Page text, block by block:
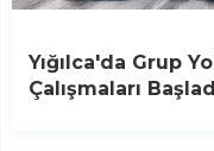
Yığılca'da Grup
Çalışmaları